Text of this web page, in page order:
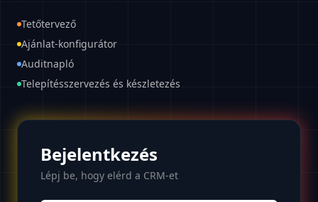
Tetőtervező
Ajánlat-konfigurátor
Auditnapló
Telepítésszervezés és készletezés
Bejelentkezés
Lépj be, hogy elérd a CRM-et